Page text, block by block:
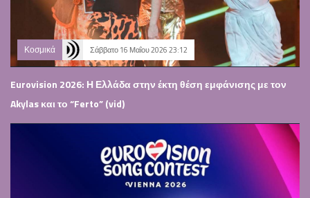
Κοσμικά Σάββατο 16 Μαΐου 2026 23:12
Eurovision 2026: Η Ελλάδα στην έκτη θέση εμφάνισης με τον
Akylas και το “Ferto” (vid)